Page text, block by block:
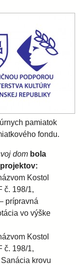
pamiatok
fondu.
dom bola
Kostol
č. 198/1,
prípravná
vo výške
Kostol
č. 198/1,
krovu